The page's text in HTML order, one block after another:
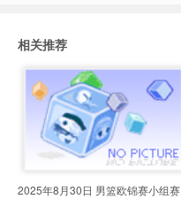
相关推荐
2025年8月30日 男篮欧锦赛小组赛